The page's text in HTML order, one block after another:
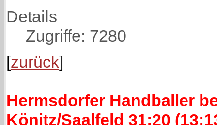
Details
Zugriffe: 7280
[zurück]
Hermsdorfer Handballer
Könitz/Saalfeld 31:20